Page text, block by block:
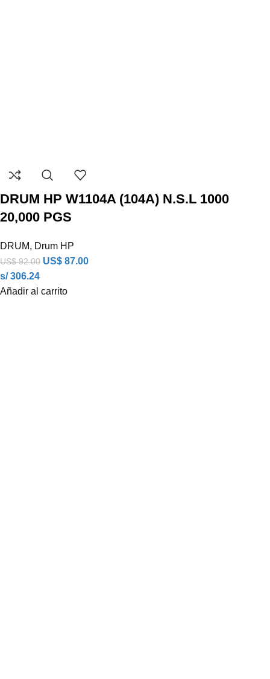
DRUM HP W1104A (104A) N.S.L 1000
20,000 PGS
DRUM, Drum HP
US$92.00 US$ 87.00
s/ 306.24
Añadir al carrito